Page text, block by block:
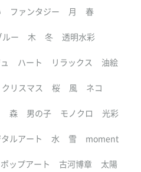
ファンタジー 月 春
ルー 木 冬 透明水彩
ハート リラックス 油絵
クリスマス 桜 風 ネコ
森 男の子 モノクロ 光彩
ルアート 水 雪 moment
ポップアート 古河博章 太陽